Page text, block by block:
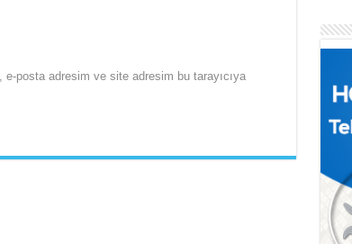
e-posta adresim ve site adresim bu tarayıcıya